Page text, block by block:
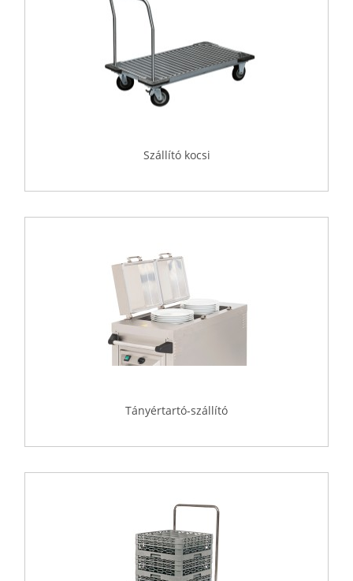
Szállító kocsi
Tányértartó-szállító